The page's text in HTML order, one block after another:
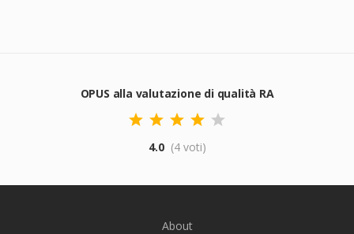
OPUS alla valutazione di qualità RA
4.0 (4 voti)
About